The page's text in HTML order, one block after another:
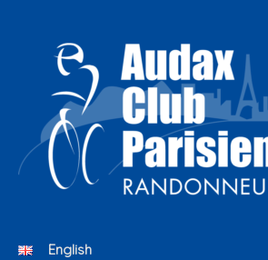
English